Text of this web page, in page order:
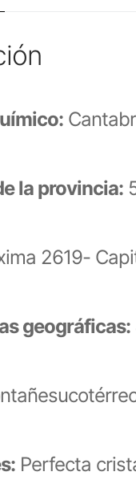
la provincia:
2619-
geográficas:
Perfecta